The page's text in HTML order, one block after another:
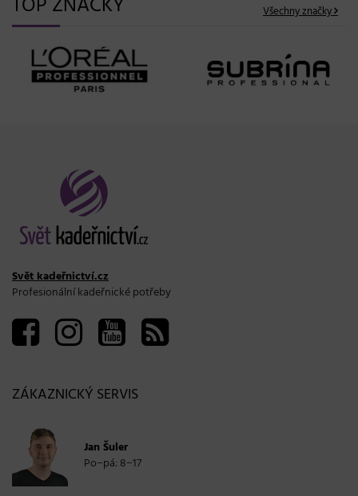
TOP ZNAČKY Všechny značky
Svět kadeřnictví.cz
Profesionální kadeřnické potřeby
ZÁKAZNICKÝ SERVIS
Jan Šuler
Po−pá: 8−17